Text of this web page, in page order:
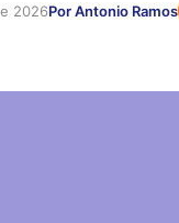
2026Por Antonio Ramos